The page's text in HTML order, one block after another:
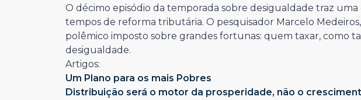
O décimo episódio da temporada sobre desigualdade traz
tempos de reforma tributária. O pesquisador Marcelo
polêmico imposto sobre grandes fortunas: quem taxar, como
desigualdade.
Artigos:
Um Plano para os mais Pobres
Distribuição será o motor da prosperidade, não o